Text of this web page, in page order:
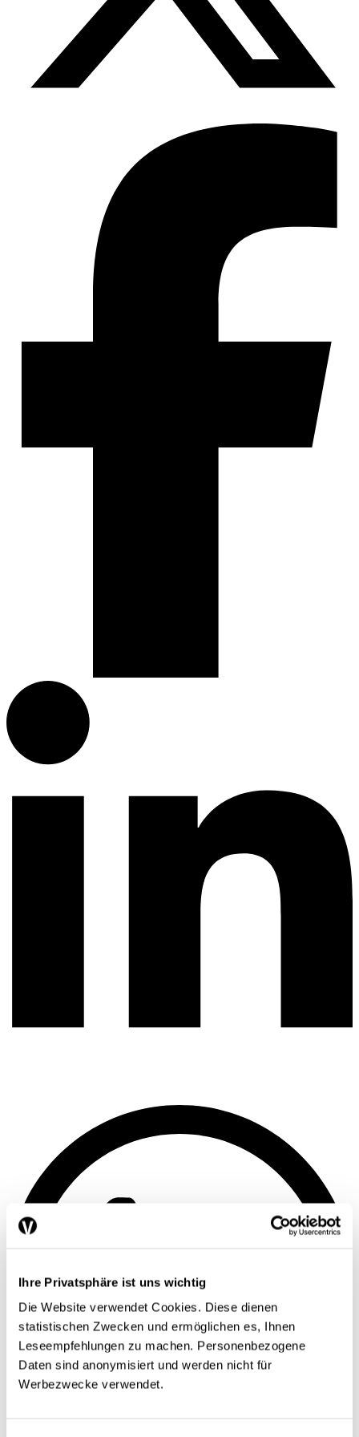
Ihre Privatsphäre ist uns wichtig
Die Website verwendet Cookies. Diese dienen
statistischen Zwecken und ermöglichen es, Ihnen
Leseempfehlungen zu machen. Personenbezogene
Daten sind anonymisiert und werden nicht für
Werbezwecke verwendet.